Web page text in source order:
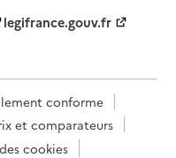
legifrance.gouv.fr
conforme
et comparateurs
cookies